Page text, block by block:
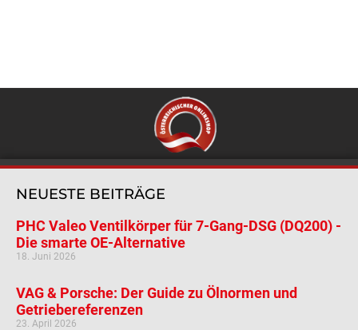
NEUESTE BEITRÄGE
PHC Valeo Ventilkörper für 7-Gang-DSG (DQ200) -
Die smarte OE-Alternative
18. Juni 2026
VAG & Porsche: Der Guide zu Ölnormen und
Getriebereferenzen
23. April 2026